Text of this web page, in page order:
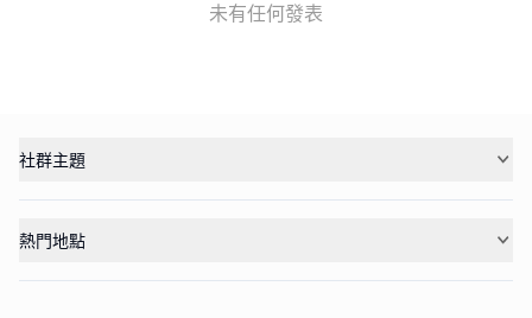
未有任何發表
社群主題
熱門地點